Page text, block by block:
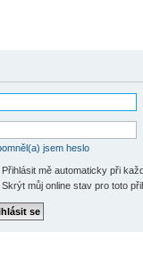
jsem heslo
Přihlásit mě automaticky při
Skrýt můj online stav pro toto